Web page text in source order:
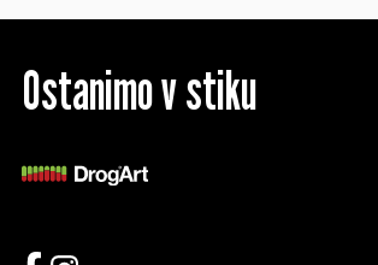
Ostanimo v stiku